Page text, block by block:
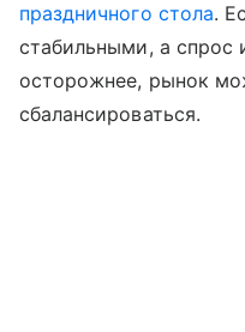
праздничного стола.
стабильными, а спрос
осторожнее, рынок
сбалансироваться.